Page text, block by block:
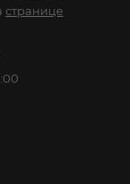
странице